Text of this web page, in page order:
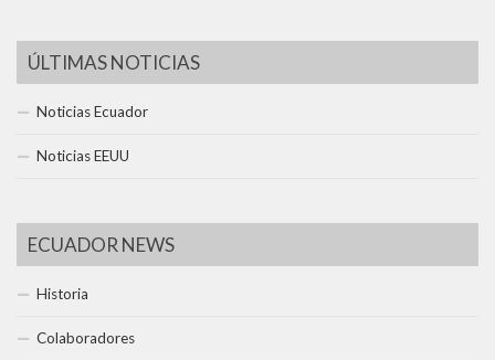
ÚLTIMAS NOTICIAS
Noticias Ecuador
Noticias EEUU
ECUADOR NEWS
Historia
Colaboradores